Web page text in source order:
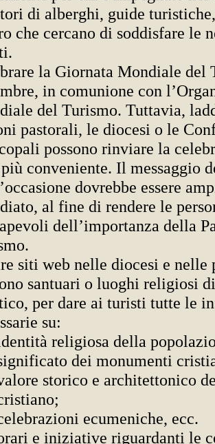
di alberghi, guide
che cercano di soddisfare le
la Giornata Mondiale del
in comunione con
del Turismo. Tuttavia,
pastorali, le diocesi o le
possono rinviare la
conveniente. Il messaggio
dovrebbe essere
al fine di rendere le
dell’importanza della
siti web nelle diocesi e nelle
santuari o luoghi religiosi
per dare ai turisti tutte le
su:
religiosa della
dei monumenti
storico e architettonico
ecumeniche, ecc.
e iniziative riguardanti le